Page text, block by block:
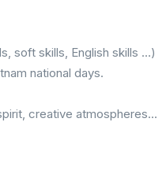
soft skills, English skills …)
national days.
creative atmospheres...